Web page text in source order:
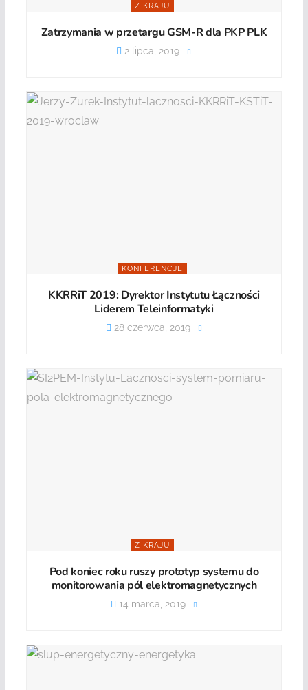
Z KRAJU
Zatrzymania w przetargu GSM-R dla PKP PLK
2 lipca, 2019
KONFERENCJE
KKRRiT 2019: Dyrektor Instytutu Łączności
Liderem Teleinformatyki
28 czerwca, 2019
Z KRAJU
Pod koniec roku ruszy prototyp systemu do
monitorowania pól elektromagnetycznych
14 marca, 2019